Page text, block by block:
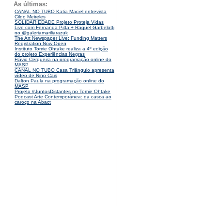
As últimas:
CANAL NO TUBO Katia Maciel entrevista
Cildo Meireles
SOLIDARIEDADE Projeto Proteja Vidas
Live com Fernanda Pitta + Raquel Garbelotti
no @galeriamariliarazuk
The Art Newspaper Live: Funding Matters
Registration Now Open
Instituto Tomie Ohtake realiza a 4º edição
do projeto Experiências Negras
Flávio Cerqueira na programação online do
MASP
CANAL NO TUBO Casa Triângulo apresenta
vídeo de Nino Cais
Dalton Paula na programação online do
MASP
Projeto #JuntosDistantes no Tomie Ohtake
Podcast Arte Contemporânea: da casca ao
caroço na Abact